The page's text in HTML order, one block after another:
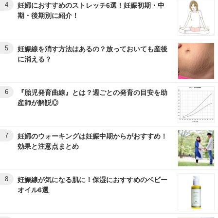
4
妊婦におすすめのストレッチ6選！妊娠初期・中
期・後期別に紹介！
5
妊娠線を消す方法はあるの？放っておいても産後
に消える？
6
『胎児発育曲線』とは？週ごとの発育の目安を助
産師が解説◎
7
妊婦のウォーキングは妊娠中期からがおすすめ！
効果と注意点まとめ
8
妊娠線が気になる肌に！保湿におすすめのベビー
オイル6選